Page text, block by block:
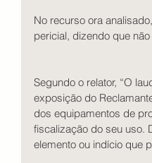
No recurso ora
pericial, dizendo que
Segundo o relator, “O
exposição do
dos equipamentos de
fiscalização do seu uso.
elemento ou indício que